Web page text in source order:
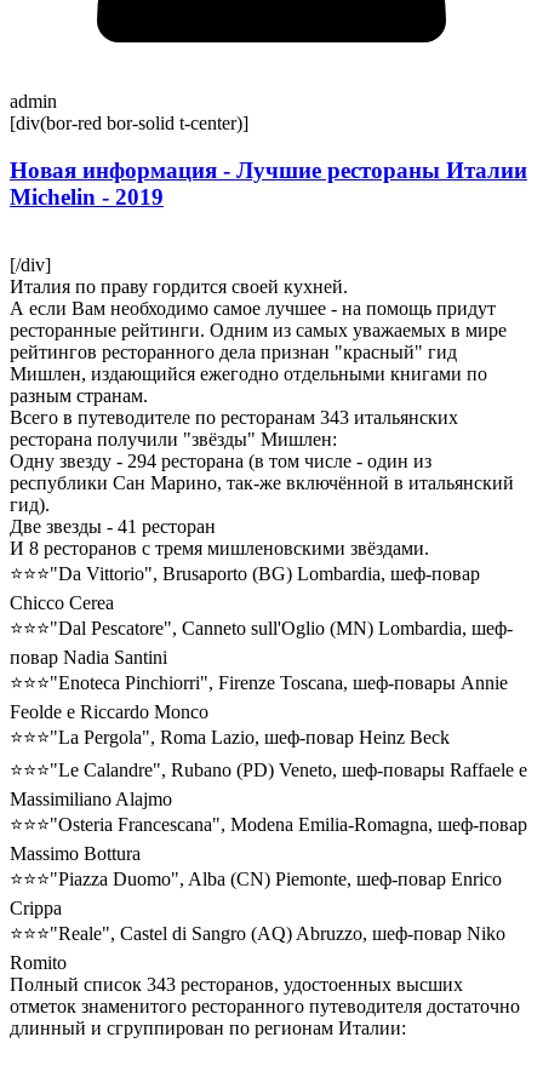
admin
[div(bor-red bor-solid t-center)]
Новая информация - Лучшие рестораны Италии
Michelin - 2019
[/div]
Италия по праву гордится своей кухней.
А если Вам необходимо самое лучшее - на помощь придут
ресторанные рейтинги. Одним из самых уважаемых в мире
рейтингов ресторанного дела признан "красный" гид
Мишлен, издающийся ежегодно отдельными книгами по
разным странам.
Всего в путеводителе по ресторанам 343 итальянских
ресторана получили "звёзды" Мишлен:
Одну звезду - 294 ресторана (в том числе - один из
республики Сан Марино, так-же включённой в итальянский
гид).
Две звезды - 41 ресторан
И 8 ресторанов с тремя мишленовскими звёздами.
⭐⭐⭐"Da Vittorio", Brusaporto (BG) Lombardia, шеф-повар
Chicco Cerea
⭐⭐⭐"Dal Pescatore", Canneto sull'Oglio (MN) Lombardia, шеф-
повар Nadia Santini
⭐⭐⭐"Enoteca Pinchiorri", Firenze Toscana, шеф-повары Annie
Feolde e Riccardo Monco
⭐⭐⭐"La Pergola", Roma Lazio, шеф-повар Heinz Beck
⭐⭐⭐"Le Calandre", Rubano (PD) Veneto, шеф-повары Raffaele e
Massimiliano Alajmo
⭐⭐⭐"Osteria Francescana", Modena Emilia-Romagna, шеф-повар
Massimo Bottura
⭐⭐⭐"Piazza Duomo", Alba (CN) Piemonte, шеф-повар Enrico
Crippa
⭐⭐⭐"Reale", Castel di Sangro (AQ) Abruzzo, шеф-повар Niko
Romito
Полный список 343 ресторанов, удостоенных высших
отметок знаменитого ресторанного путеводителя достаточно
длинный и сгруппирован по регионам Италии: